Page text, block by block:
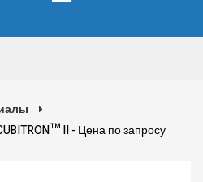
II - Цена по запросу